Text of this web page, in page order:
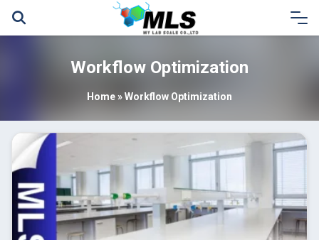
Skip
Workflow Optimization
Home»Workflow Optimization